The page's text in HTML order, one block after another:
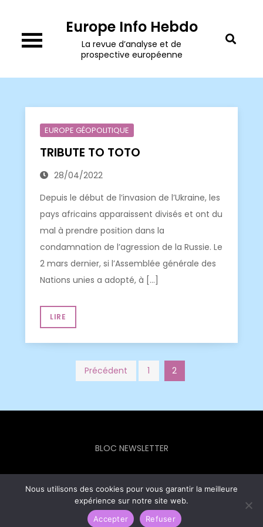
content
Europe Info Hebdo
La revue d’analyse et de
prospective européenne
EUROPE GÉOPOLITIQUE
TRIBUTE TO TOTO
28/04/2022
Depuis le début de l’invasion de l’Ukraine, les
pays africains apparaissent divisés et ont du
mal à prendre position dans la
condamnation de l’agression de la Russie. Le
2 mars dernier, si l’Assemblée générale des
Nations unies a adopté, à […]
LIRE
Pagination
des
publications
Précédent 1 2
BLOC NEWSLETTER
Europe Info Hebdo © 2023 - Theme Focus Blog by
Creativ
Themes
Nous utilisons des cookies pour vous garantir la meilleure
expérience sur notre site web.
Accepter
Refuser